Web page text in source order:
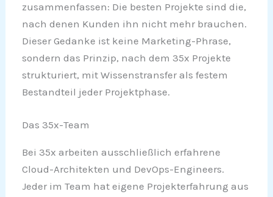
zusammenfassen: Die besten Projekte sind die,
nach denen Kunden ihn nicht mehr brauchen.
Dieser Gedanke ist keine Marketing-Phrase,
sondern das Prinzip, nach dem 35x Projekte
strukturiert, mit Wissenstransfer als festem
Bestandteil jeder Projektphase.
Das 35x-Team
Bei 35x arbeiten ausschließlich erfahrene
Cloud-Architekten und DevOps-Engineers.
Jeder im Team hat eigene Projekterfahrung aus